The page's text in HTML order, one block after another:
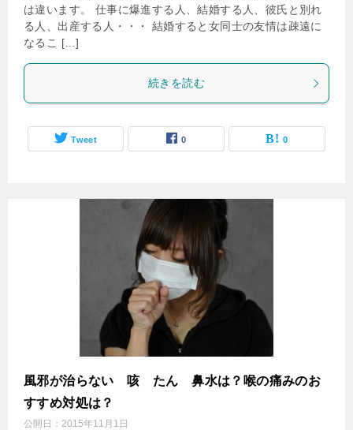
は違います。 仕事に爆進する人、結婚する人、彼氏と別れ
る人、出産する人・・・ 結婚すると女同士の友情は疎遠に
なるこ […]
続きを読む
Tweet 0 0
風邪が治らない 咳 たん 鼻水は？喉の痛みのお
すすめ対処は？
公開日： 2015年11月1日